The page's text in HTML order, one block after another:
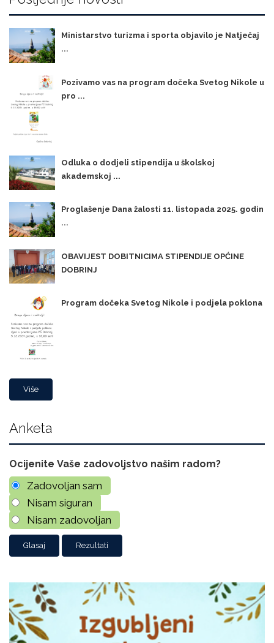
Ministarstvo turizma i sporta objavilo je Natječaj
...
Pozivamo vas na program dočeka Svetog Nikole u
pro ...
Odluka o dodjeli stipendija u školskoj
akademskoj ...
Proglašenje Dana žalosti 11. listopada 2025. godin
...
OBAVIJEST DOBITNICIMA STIPENDIJE OPĆINE
DOBRINJ
Program dočeka Svetog Nikole i podjela poklona
Više
Anketa
Ocijenite Vaše zadovoljstvo našim radom?
Zadovoljan sam
Nisam siguran
Nisam zadovoljan
Rezultati